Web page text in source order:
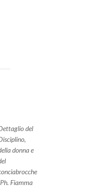
del
donna e
Fiamma